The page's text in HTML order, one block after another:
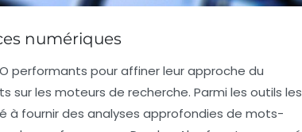
numériques
performants pour affiner leur approche du
les moteurs de recherche. Parmi les outils les
à fournir des analyses approfondies de mots-